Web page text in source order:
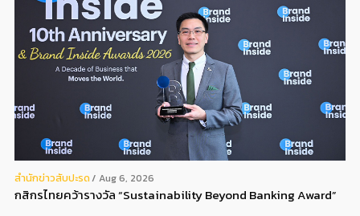
สํานักข่าวสับปะรด Aug 6, 2026
กสิกรไทยคว้ารางวัล “Sustainability Beyond Banking Award”